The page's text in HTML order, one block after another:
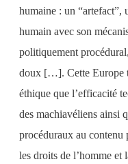
humaine : un “artefact”,
humain avec son
politiquement
doux […]. Cette Europe
éthique que l’efficacité
des machiavéliens ainsi
procéduraux au contenu
les droits de l’homme et